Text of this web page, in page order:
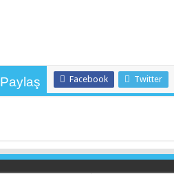
Paylaş Facebook Twitter